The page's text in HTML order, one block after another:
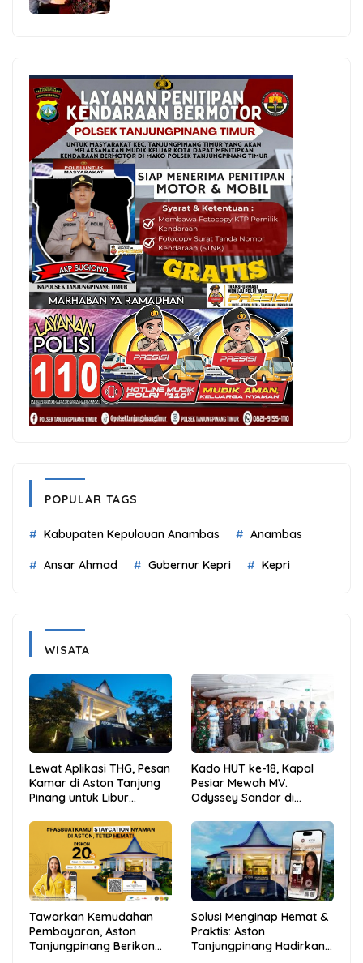
POPULAR TAGS
Kabupaten Kepulauan Anambas Anambas
Ansar Ahmad Gubernur Kepri Kepri
WISATA
Lewat Aplikasi THG, Pesan
Kamar di Aston Tanjung
Pinang untuk Libur
dan Hemat
Kado HUT ke-18, Kapal
Pesiar Mewah MV.
Odyssey Sandar di
Anambas Siap Mendunia
Tawarkan Kemudahan
Pembayaran, Aston
Tanjungpinang Berikan
Solusi Menginap Hemat &
Praktis: Aston
Tanjungpinang Hadirkan